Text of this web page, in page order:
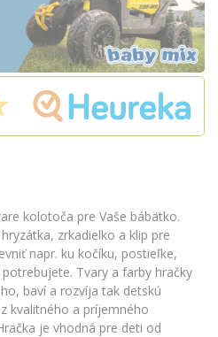
kolotoča pre Vaše bábätko.
zrkadielko a klip pre
napr. ku kočíku, postieľke,
Tvary a farby hračky
baví a rozvíja tak detskú
kvalitného a príjemného
je vhodná pre deti od